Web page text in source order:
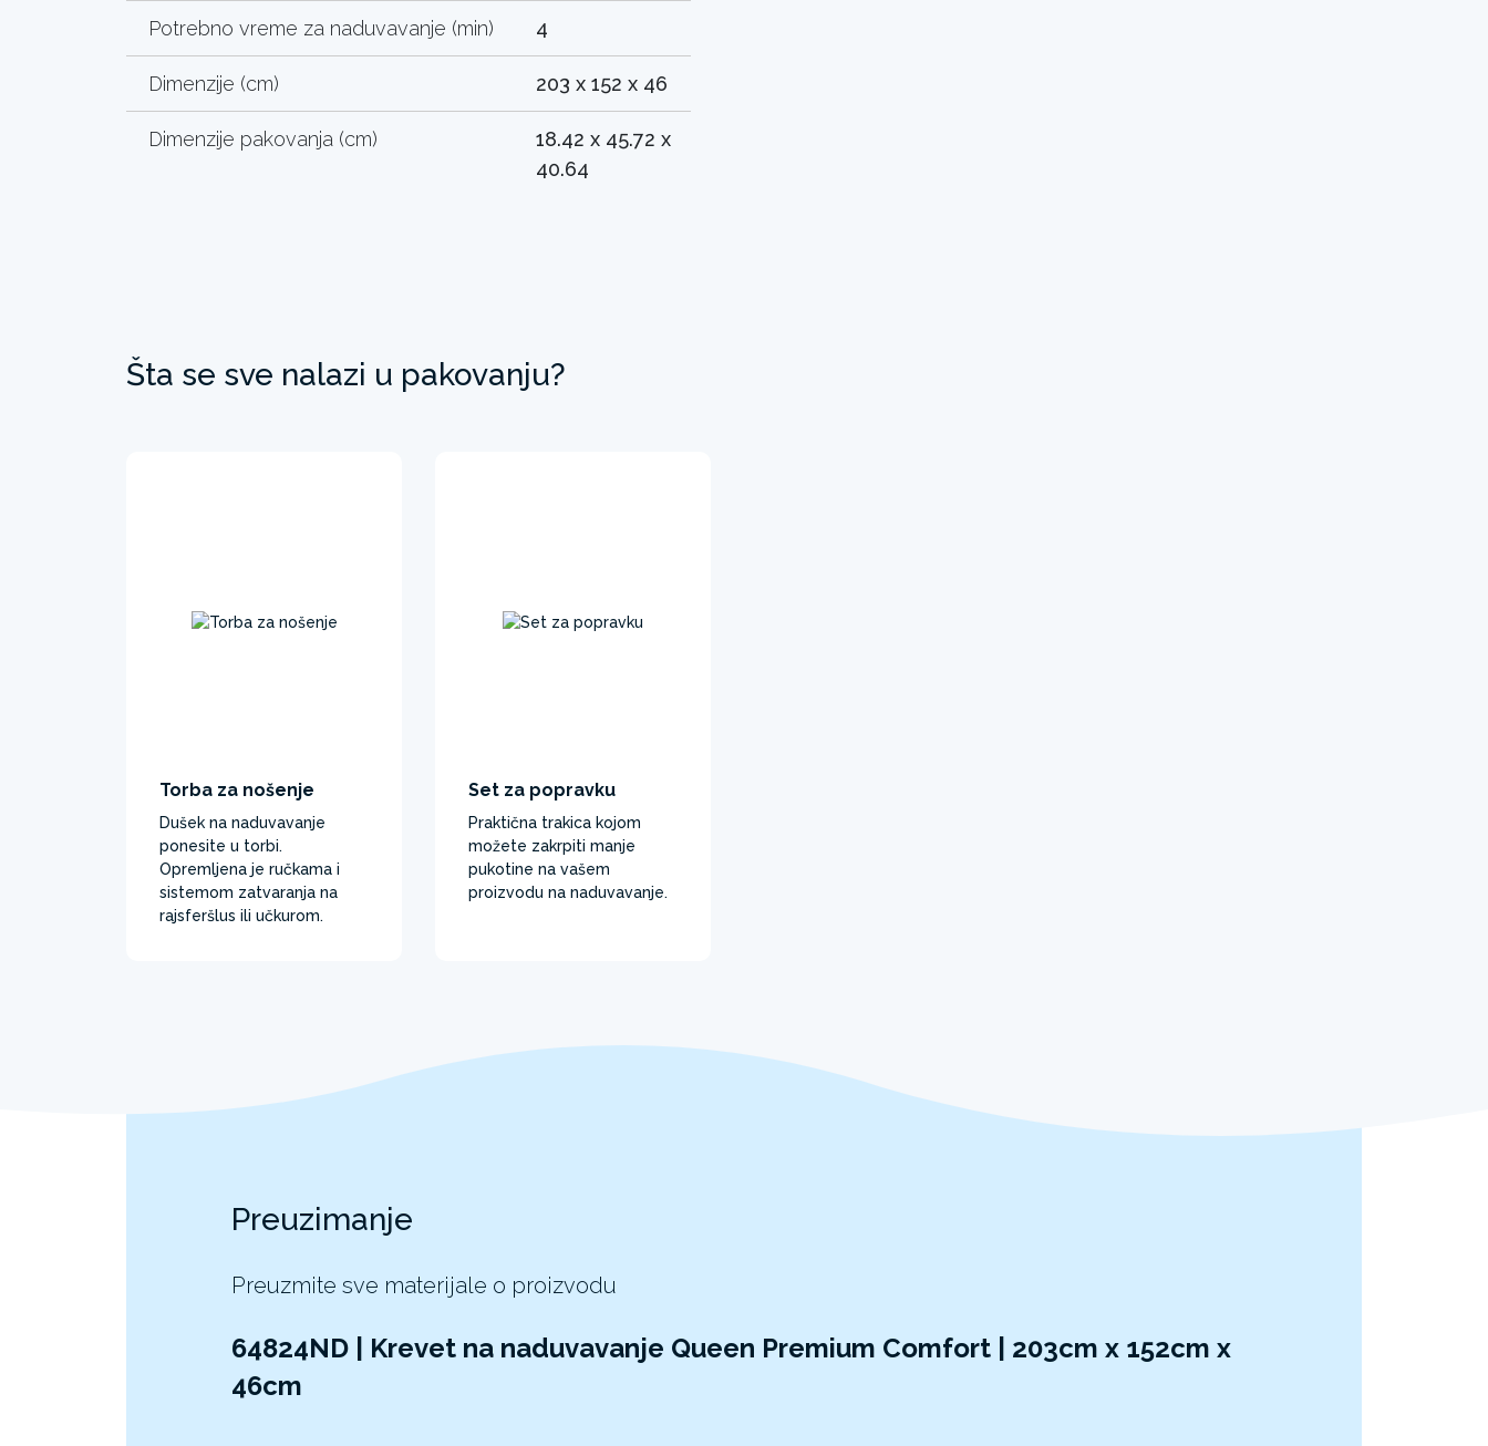
Potrebno vreme za naduvavanje (min) 4
Dimenzije (cm) 203 x 152 x 46
Dimenzije pakovanja (cm)
18.42 x 45.72 x
40.64
Šta se sve nalazi u pakovanju?
Torba za nošenje
Dušek na naduvavanje
ponesite u torbi.
Opremljena je ručkama i
sistemom zatvaranja na
rajsferšlus ili učkurom. ​
Set za popravku
Praktična trakica kojom
možete zakrpiti manje
pukotine na vašem
proizvodu na naduvavanje.
Preuzimanje
Preuzmite sve materijale o proizvodu
64824ND | Krevet na naduvavanje Queen Premium Comfort | 203cm x 152cm x
46cm